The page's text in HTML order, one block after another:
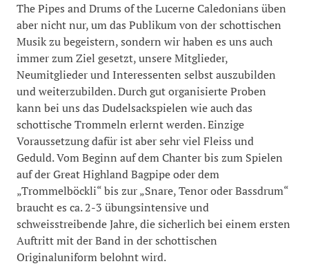
The Pipes and Drums of the Lucerne Caledonians üben
aber nicht nur, um das Publikum von der schottischen
Musik zu begeistern, sondern wir haben es uns auch
immer zum Ziel gesetzt, unsere Mitglieder,
Neumitglieder und Interessenten selbst auszubilden
und weiterzubilden. Durch gut organisierte Proben
kann bei uns das Dudelsackspielen wie auch das
schottische Trommeln erlernt werden. Einzige
Voraussetzung dafür ist aber sehr viel Fleiss und
Geduld. Vom Beginn auf dem Chanter bis zum Spielen
auf der Great Highland Bagpipe oder dem
„Trommelböckli“ bis zur „Snare, Tenor oder Bassdrum“
braucht es ca. 2-3 übungsintensive und
schweisstreibende Jahre, die sicherlich bei einem ersten
Auftritt mit der Band in der schottischen
Originaluniform belohnt wird.